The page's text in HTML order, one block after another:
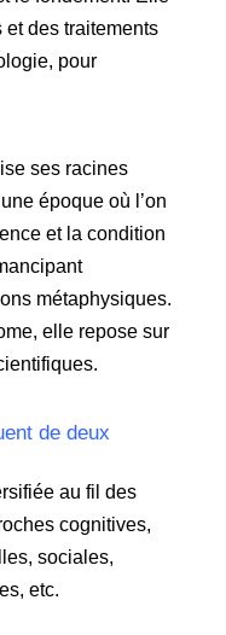
des traitements
pour
ses racines
époque où l’on
et la condition
métaphysiques.
elle repose sur
de deux
au fil des
cognitives,
sociales,
etc.